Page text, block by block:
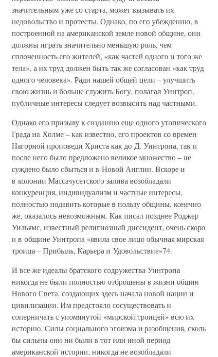
значительным уже со старта, может вызывать их
недовольство и протесты. Однако, по его убеждению, в
построенной на американской земле новой общине, они
должны играть значительно меньшую роль, чем
сплоченность его жителей, «как частей одного и того же
тела», а их труд должен быть так же согласован «как труд
одного человека». Ради нашей общей цели – улучшить
свою жизнь и больше служить Богу, полагал Уинтроп,
публичные интересы следует возвысить над частными.
Однако его призыву к созданию еще одного утопического
Града на Холме – как известно, его проектов со времен
Нагорной проповеди Христа как до Д. Уинтропа, так и
после него было предложено великое множество – не
суждено было сбыться и в Новой Англии. Вскоре и
в колонии Массачусетского залива возобладали
конкуренция, индивидуализм и частные интересы,
полностью подавить которые в пользу общины, конечно
же, оказалось невозможным. Как писал позднее Роджер
Уильямс, известный религиозный диссидент, очень скоро
и в общине Уинтропа «явила свое лицо обычная мирская
троица – Прибыль, Карьера и Удовольствие»74.
И все же идеалы братского содружества Уинтропа
никогда не были полностью отброшены в жизни общин
Нового Света, создающих здесь начала новой нации и
цивилизации. Им предстояло сосуществовать и
соперничать с упомянутой «мирской троицей» всю их
историю. Силы социального эгоизма и разобщения, сколь
бы сильны они ни были в тот или иной период
американской истории, никогда не возобладали